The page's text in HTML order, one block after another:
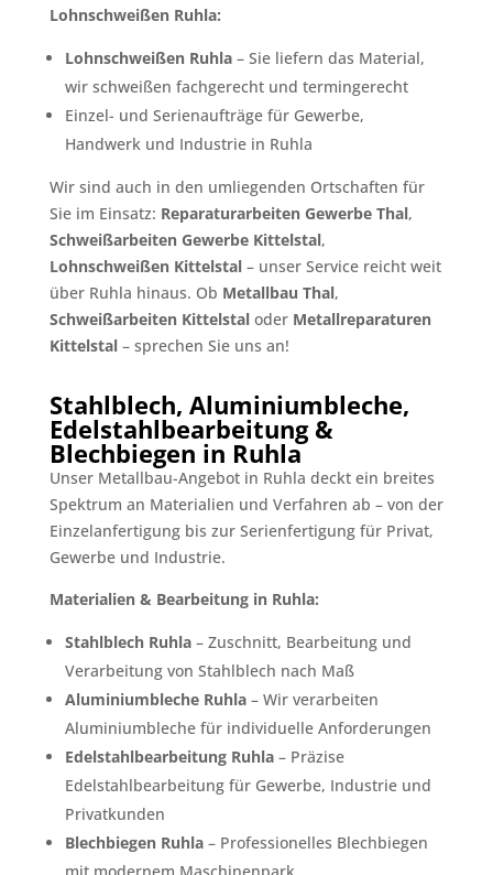
Lohnschweißen Ruhla:
Lohnschweißen Ruhla– Sie liefern das Material,
wir schweißen fachgerecht und termingerecht
Einzel- und Serienaufträge für Gewerbe,
Handwerk und Industrie in Ruhla
Wir sind auch in den umliegenden Ortschaften für
Sie im Einsatz: Reparaturarbeiten Gewerbe Thal,
Schweißarbeiten Gewerbe Kittelstal,
Lohnschweißen Kittelstal– unser Service reicht weit
über Ruhla hinaus. Ob Metallbau Thal,
Schweißarbeiten Kittelstaloder Metallreparaturen
Kittelstal– sprechen Sie uns an!
Stahlblech, Aluminiumbleche,
Edelstahlbearbeitung &
Blechbiegen in Ruhla
Unser Metallbau-Angebot in Ruhla deckt ein breites
Spektrum an Materialien und Verfahren ab – von der
Einzelanfertigung bis zur Serienfertigung für Privat,
Gewerbe und Industrie.
Materialien & Bearbeitung in Ruhla:
Stahlblech Ruhla– Zuschnitt, Bearbeitung und
Verarbeitung von Stahlblech nach Maß
Aluminiumbleche Ruhla– Wir verarbeiten
Aluminiumbleche für individuelle Anforderungen
Edelstahlbearbeitung Ruhla– Präzise
Edelstahlbearbeitung für Gewerbe, Industrie und
Privatkunden
Blechbiegen Ruhla– Professionelles Blechbiegen